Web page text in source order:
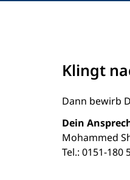
Klingt
Dann bewirb
Dein
Mohammed
Tel.: 0151-180